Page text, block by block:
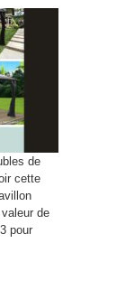
de
cette
de
pour